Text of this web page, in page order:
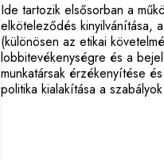
Ide tartozik elsősorban a
elköteleződés kinyilvánítása,
(különösen az etikai
lobbitevékenységre és a
munkatársak érzékenyítése
politika kialakítása a